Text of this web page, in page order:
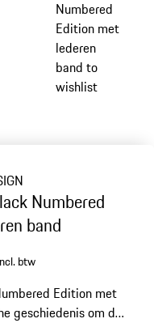
Numbered
Edition met
lederen
band to
wishlist
Numbered
band
btw
Edition met
geschiedenis om de